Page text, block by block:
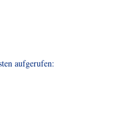
aufgerufen: